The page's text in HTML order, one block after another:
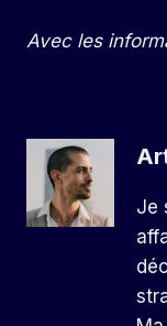
Avec les
Je